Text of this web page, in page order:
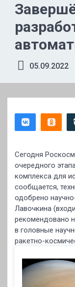
Венеры
05.09.2022
Сегодня
очередного
комплекса для
сообщается,
одобрено
Лавочкина
рекомендовано
в головные
ракетно-